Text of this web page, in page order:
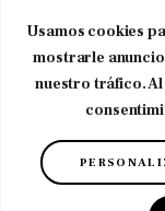
Usamos cookies
mostrarle
nuestro tráfico.
Usuarios
NEWSLETTER
Copyright ©